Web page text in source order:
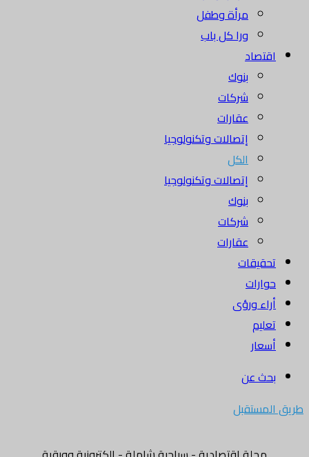
مرأة وطفل
ورا كل باب
اقتصاد
بنوك
شركات
عقارات
إتصالات وتكنولوجيا
الكل
إتصالات وتكنولوجيا
بنوك
شركات
عقارات
تحقيقات
حوارات
أراء ورؤى
تعليم
أسعار
بحث عن
طريق المستقبل